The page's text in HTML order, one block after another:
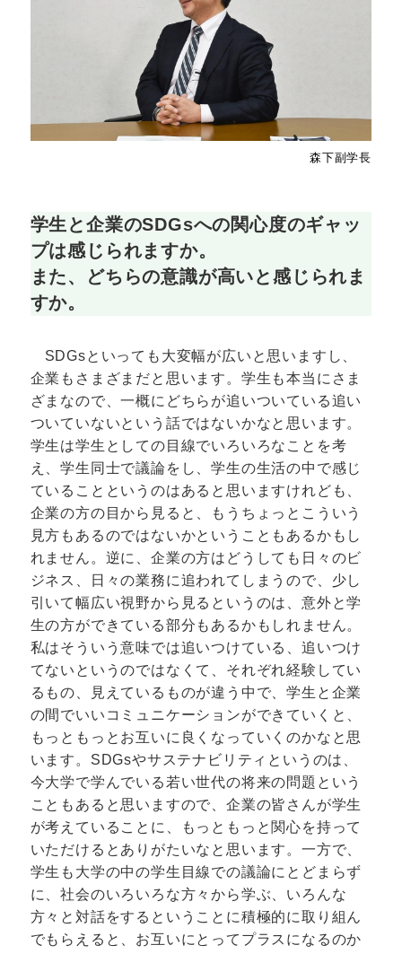
森下副学長
学生と企業のSDGsへの関心度のギャッ
プは感じられますか。
また、どちらの意識が高いと感じられま
すか。
SDGsといっても大変幅が広いと思いますし、
企業もさまざまだと思います。学生も本当にさま
ざまなので、一概にどちらが追いついている追い
ついていないという話ではないかなと思います。
学生は学生としての目線でいろいろなことを考
え、学生同士で議論をし、学生の生活の中で感じ
ていることというのはあると思いますけれども、
企業の方の目から見ると、もうちょっとこういう
見方もあるのではないかということもあるかもし
れません。逆に、企業の方はどうしても日々のビ
ジネス、日々の業務に追われてしまうので、少し
引いて幅広い視野から見るというのは、意外と学
生の方ができている部分もあるかもしれません。
私はそういう意味では追いつけている、追いつけ
てないというのではなくて、それぞれ経験してい
るもの、見えているものが違う中で、学生と企業
の間でいいコミュニケーションができていくと、
もっともっとお互いに良くなっていくのかなと思
います。SDGsやサステナビリティというのは、
今大学で学んでいる若い世代の将来の問題という
こともあると思いますので、企業の皆さんが学生
が考えていることに、もっともっと関心を持って
いただけるとありがたいなと思います。一方で、
学生も大学の中の学生目線での議論にとどまらず
に、社会のいろいろな方々から学ぶ、いろんな
方々と対話をするということに積極的に取り組ん
でもらえると、お互いにとってプラスになるのか